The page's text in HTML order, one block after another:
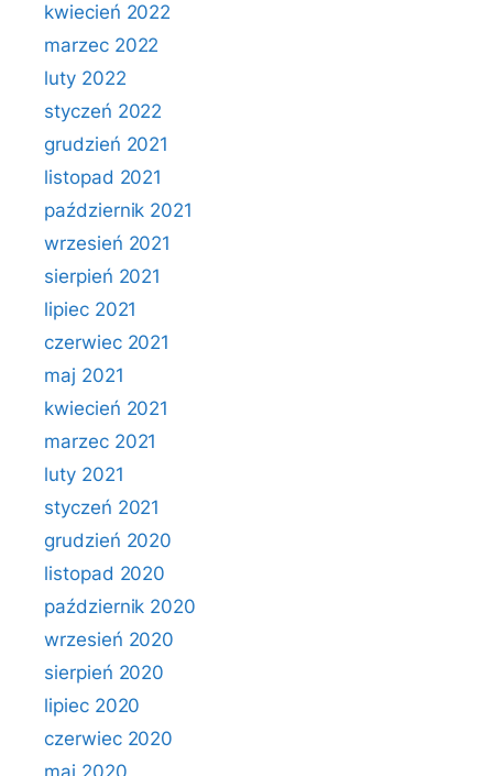
kwiecień 2022
marzec 2022
luty 2022
styczeń 2022
grudzień 2021
listopad 2021
październik 2021
wrzesień 2021
sierpień 2021
lipiec 2021
czerwiec 2021
maj 2021
kwiecień 2021
marzec 2021
luty 2021
styczeń 2021
grudzień 2020
listopad 2020
październik 2020
wrzesień 2020
sierpień 2020
lipiec 2020
czerwiec 2020
maj 2020